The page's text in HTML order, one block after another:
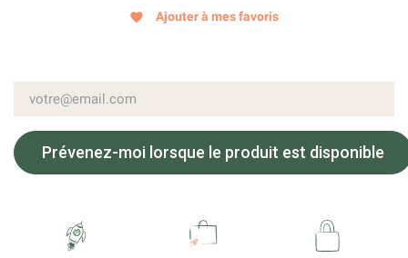
favorite Ajouter à mes favoris
Prévenez-moi lorsque le produit est disponible